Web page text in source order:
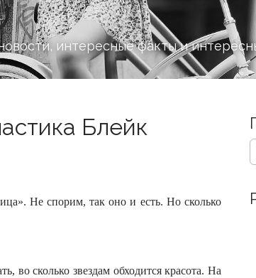
интересные факты и
Блейк
Не спорим, так оно и есть. Но сколько
во сколько звездам обходится красота. На
S
e
c